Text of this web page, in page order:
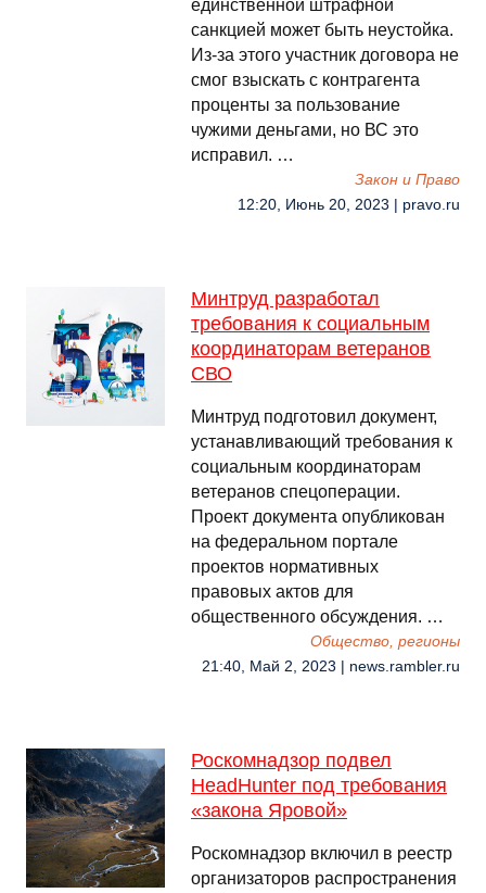
единственной штрафной
санкцией может быть неустойка.
Из-за этого участник договора не
смог взыскать с контрагента
проценты за пользование
чужими деньгами, но ВС это
исправил. …
Закон и Право
12:20, Июнь 20, 2023 | pravo.ru
Минтруд разработал
требования к социальным
координаторам ветеранов
СВО
Минтруд подготовил документ,
устанавливающий требования к
социальным координаторам
ветеранов спецоперации.
Проект документа опубликован
на федеральном портале
проектов нормативных
правовых актов для
общественного обсуждения. …
Общество, регионы
21:40, Май 2, 2023 | news.rambler.ru
Роскомнадзор подвел
HeadHunter под требования
«закона Яровой»
Роскомнадзор включил в реестр
организаторов распространения